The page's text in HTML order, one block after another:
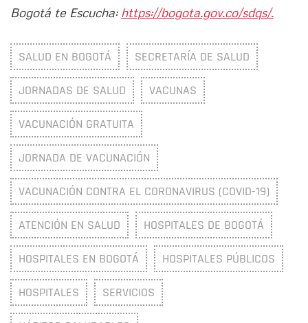
Bogotá te Escucha: https://bogota.gov.co/sdqs/.
SALUD EN BOGOTÁ SECRETARÍA DE SALUD
JORNADAS DE SALUD VACUNAS
VACUNACIÓN GRATUITA
JORNADA DE VACUNACIÓN
VACUNACIÓN CONTRA EL CORONAVIRUS (COVID-19)
ATENCIÓN EN SALUD HOSPITALES DE BOGOTÁ
HOSPITALES EN BOGOTÁ HOSPITALES PÚBLICOS
HOSPITALES SERVICIOS